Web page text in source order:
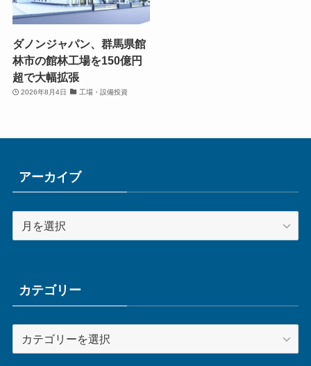
ダノンジャパン、群馬県館
林市の館林工場を150億円
超で大幅拡張
2026年8月4日 工場・設備投資
アーカイブ
ー
ブカテゴリー
テ